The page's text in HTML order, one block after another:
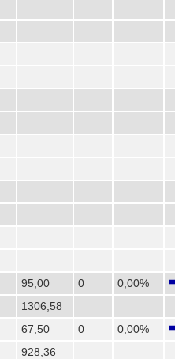
95,00 0
0,00%
1306,58
67,50 0
0,00%
928,36